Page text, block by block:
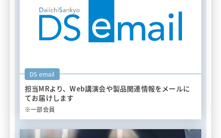
DS email
担当MRより、Web講演会や製品関連情報をメールに
てお届けします
※一部会員